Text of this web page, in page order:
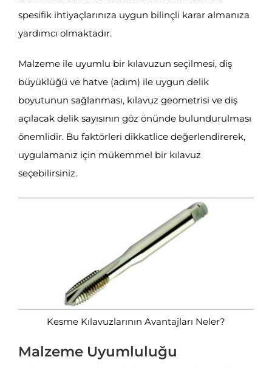
spesifik ihtiyaçlarınıza uygun bilinçli karar almanıza
yardımcı olmaktadır.
Malzeme ile uyumlu bir kılavuzun seçilmesi, diş
büyüklüğü ve hatve (adım) ile uygun delik
boyutunun sağlanması, kılavuz geometrisi ve diş
açılacak delik sayısının göz önünde bulundurulması
önemlidir. Bu faktörleri dikkatlice değerlendirerek,
uygulamanız için mükemmel bir kılavuz
seçebilirsiniz.
Kesme Kılavuzlarının Avantajları Neler?
Malzeme Uyumluluğu